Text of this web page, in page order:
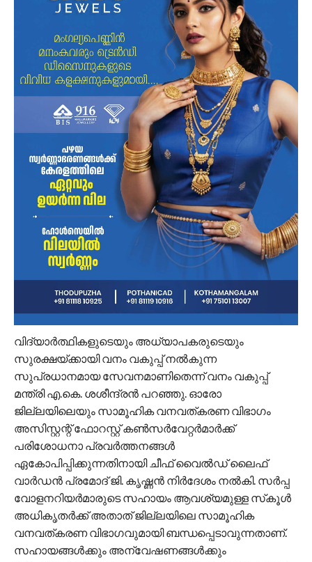
വിദ്യാര്‍ത്ഥികളുടെയും അധ്യാപകരുടെയും
സുരക്ഷയ്ക്കായി വനം വകുപ്പ് നല്‍കുന്ന
സുപ്രധാനമായ സേവനമാണിതെന്ന് വനം വകുപ്പ്
മന്ത്രി എ.കെ. ശശീന്ദ്രന്‍ പറഞ്ഞു. ഓരോ
ജില്ലയിലെയും സാമൂഹിക വനവത്കരണ വിഭാഗം
അസിസ്റ്റന്റ് ഫോറസ്റ്റ് കണ്‍സര്‍വേറ്റര്‍മാര്‍ക്ക്
പരിശോധനാ പ്രവര്‍ത്തനങ്ങള്‍
ഏകോപിപ്പിക്കുന്നതിനായി ചീഫ് വൈല്‍ഡ് ലൈഫ്
വാര്‍ഡന്‍ പ്രമോദ് ജി. കൃഷ്ണന്‍ നിര്‍ദേശം നല്‍കി. സര്‍പ്പ
വോളനറിയര്‍മാരുടെ സഹായം ആവശ്യമുള്ള സ്‌കൂള്‍
അധികൃതര്‍ക്ക് അതാത് ജില്ലയിലെ സാമൂഹിക
വനവത്കരണ വിഭാഗവുമായി ബന്ധപ്പെടാവുന്നതാണ്.
സഹായങ്ങള്‍ക്കും അന്വേഷണങ്ങള്‍ക്കും